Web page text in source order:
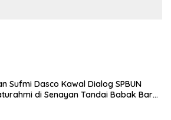
Sufmi Dasco Kawal Dialog SPBUN
di Senayan Tandai Babak Baru